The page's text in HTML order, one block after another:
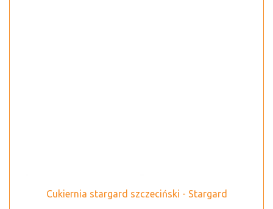
Cukiernia stargard szczeciński - Stargard